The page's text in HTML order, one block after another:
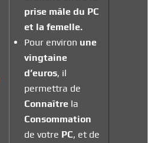
prise mâle du PC
et la femelle.
Pour environ une
vingtaine
d’euros, il
permettra de
Connaître la
Consommation
de votre PC, et de